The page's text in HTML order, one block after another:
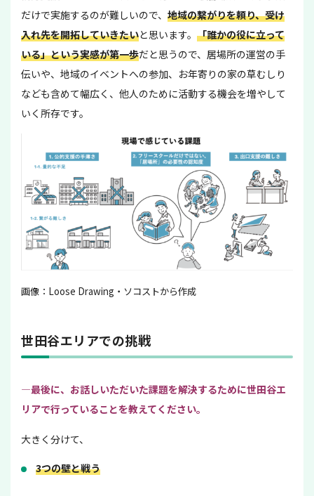
だけで実施するのが難しいので、 地域の繋がりを頼り、受け
入れ先を開拓していきたいと思います。 「誰かの役に立って
いる」という実感が第一歩だと思うので、居場所の運営の手
伝いや、地域のイベントへの参加、お年寄りの家の草むしり
なども含めて幅広く、他人のために活動する機会を増やして
いく所存です。
画像：Loose Drawing・ソコストから作成
世田谷エリアでの挑戦
—最後に、お話しいただいた課題を解決するために世田谷エ
リアで行っていることを教えてください。
大きく分けて、
3つの壁と戦う